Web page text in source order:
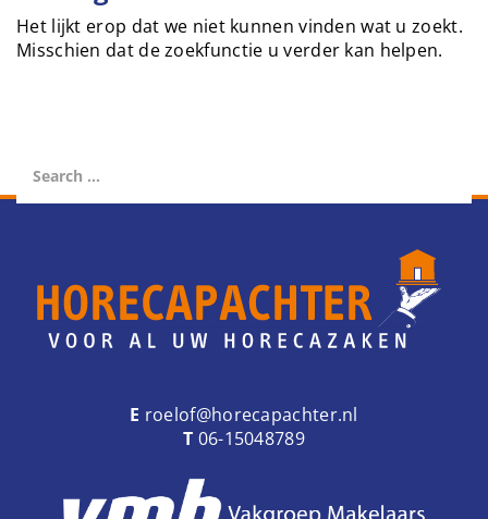
n
a
i
n
Het lijkt erop dat we niet kunnen vinden wat u zoekt.
Misschien dat de zoekfunctie u verder kan helpen.
E roelof@horecapachter.nl
T 06-15048789